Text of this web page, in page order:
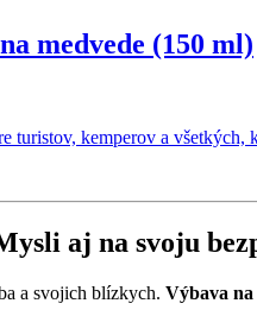
medvede (150 ml)
turistov, kemperov a
aj na svoju
a svojich blízkych. Výbava